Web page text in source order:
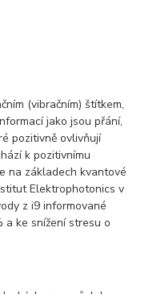
(vibračním) štítkem,
jako jsou přání,
pozitivně ovlivňují
k pozitivnímu
na základech kvantové
Elektrophotonics v
z i9 informované
a ke snížení stresu o